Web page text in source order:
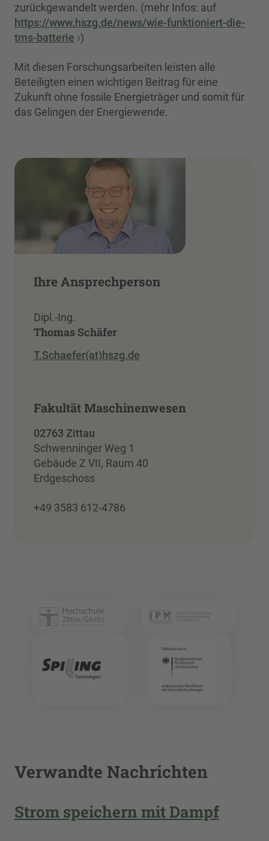
zurückgewandelt werden. (mehr Infos: auf
https://www.hszg.de/news/wie-funktioniert-die-
tms-batterie )
Mit diesen Forschungsarbeiten leisten alle
Beteiligten einen wichtigen Beitrag für eine
Zukunft ohne fossile Energieträger und somit für
das Gelingen der Energiewende.
Ihre Ansprechperson
Dipl.-Ing.
Thomas Schäfer
T.Schaefer(at)hszg.de
Fakultät Maschinenwesen
02763 Zittau
Schwenninger Weg 1
Gebäude Z VII, Raum 40
Erdgeschoss
+49 3583 612-4786
Verwandte Nachrichten
Strom speichern mit Dampf